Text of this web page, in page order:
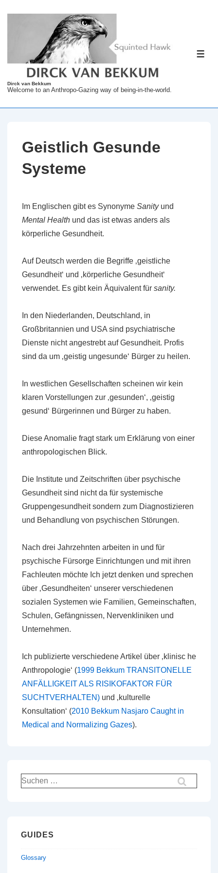
Dirck van Bekkum
Welcome to an Anthropo-Gazing way of being-in-the-world.
Geistlich Gesunde
Systeme
Im Englischen gibt es Synonyme Sanityund
Mental Health und das ist etwas anders als
körperliche Gesundheit.
Auf Deutsch werden die Begriffe ‚geistliche
Gesundheit‘ und ‚körperliche Gesundheit‘
verwendet. Es gibt kein Äquivalent für sanity.
In den Niederlanden, Deutschland, in
Großbritannien und USA sind psychiatrische
Dienste nicht angestrebt auf Gesundheit. Profis
sind da um ‚geistig ungesunde‘ Bürger zu heilen.
In westlichen Gesellschaften scheinen wir kein
klaren Vorstellungen zur ‚gesunden‘, ‚geistig
gesund‘ Bürgerinnen und Bürger zu haben.
Diese Anomalie fragt stark um Erklärung von einer
anthropologischen Blick.
Die Institute und Zeitschriften über psychische
Gesundheit sind nicht da für systemische
Gruppengesundheit sondern zum Diagnostizieren
und Behandlung von psychischen Störungen.
Nach drei Jahrzehnten arbeiten in und für
psychische Fürsorge Einrichtungen und mit ihren
Fachleuten möchte Ich jetzt denken und sprechen
über ‚Gesundheiten‘ unserer verschiedenen
sozialen Systemen wie Familien, Gemeinschaften,
Schulen, Gefängnissen, Nervenkliniken und
Unternehmen.
Ich publizierte verschiedene Artikel über ‚klinisc he
Anthropologie‘ (1999 Bekkum TRANSITONELLE
ANFÄLLIGKEIT ALS RISIKOFAKTOR FÜR
SUCHTVERHALTEN) und ‚kulturelle
Konsultation‘ (2010 Bekkum Nasjaro Caught in
Medical and Normalizing Gazes).
Suche
nach:
GUIDES
Glossary